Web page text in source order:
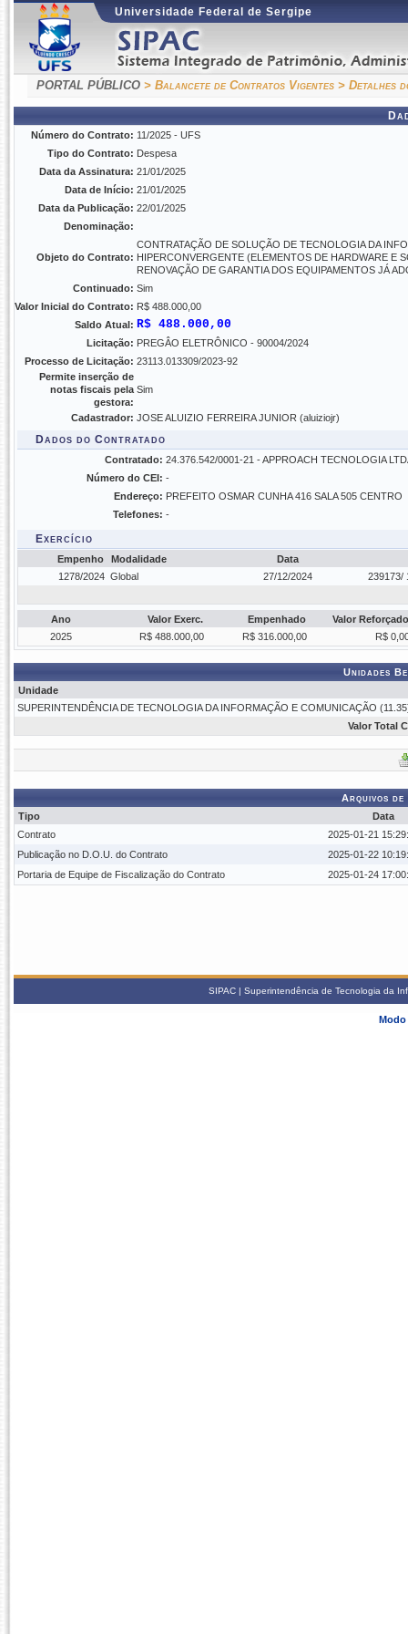
Universidade Federal de Sergipe
PORTAL PÚBLICO > Balancete de Contratos Vigentes > Detalhes
Número do Contrato: 11/2025 - UFS
Tipo do Contrato: Despesa
Data da Assinatura: 21/01/2025
Data de Início: 21/01/2025
Data da Publicação: 22/01/2025
Denominação:
Objeto do Contrato:
CONTRATAÇÃO DE SOLUÇÃO DE TECNOLOGIA DA
HIPERCONVERGENTE (ELEMENTOS DE HARDWARE E
RENOVAÇÃO DE GARANTIA DOS EQUIPAMENTOS JÁ
Continuado: Sim
Valor Inicial do Contrato: R$ 488.000,00
Saldo Atual: R$ 488.000,00
Licitação: PREGÂO ELETRÔNICO - 90004/2024
Processo de Licitação: 23113.013309/2023-92
Permite inserção de
notas fiscais pela
gestora:
Sim
Cadastrador: JOSE ALUIZIO FERREIRA JUNIOR (aluiziojr)
Dados do Contratado
Contratado: 24.376.542/0001-21 - APPROACH TECNOLOGIA
Número do CEI: -
Endereço: PREFEITO OSMAR CUNHA 416 SALA 505 CENTRO
Telefones: -
Exercício
Empenho Modalidade
Data
1278/2024 Global 27/12/2024 239173/
Ano Valor Exerc. Empenhado
Valor Reforçado
2025
R$ 488.000,00 R$ 316.000,00 R$
Unidades
Unidade
SUPERINTENDÊNCIA DE TECNOLOGIA DA INFORMAÇÃO E COMUNICAÇÃO
Valor Total
Arquivos
Tipo
Data
Contrato
2025-01-21
Publicação no D.O.U. do Contrato
2025-01-22
Portaria de Equipe de Fiscalização do Contrato
2025-01-24
SIPAC | Superintendência de Tecnologia da
Modo